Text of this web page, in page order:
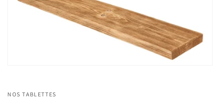
NOS TABLETTES